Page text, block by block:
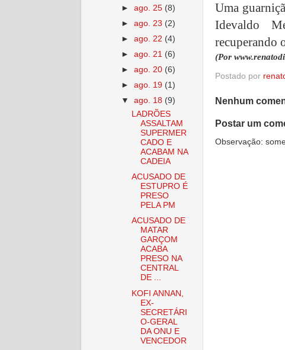
Uma
Idevaldo
recuperando
(Por
Postado por
Nenhum
Postar um
Observação:
►ago. 25 (8)
►ago. 23 (2)
►ago. 22 (4)
►ago. 21 (6)
►ago. 20 (6)
►ago. 19 (1)
▼ago. 18 (9)
LADRÕES
ASSALTAM
SUPERMER
CADO E
ACABAM NA
CADEIA
ACUSADO DE
ESTUPRO É
PRESO
PELA PM
ACUSADO DE
MATAR
GARÇOM
ACABA
PRESO NA
CENTRAL
DE ...
KOFI ANNAN,
EX-
SECRETÁRI
O-GERAL
DA ONU E
VENCEDOR